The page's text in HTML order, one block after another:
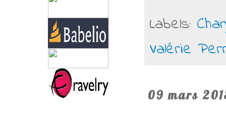
Labels:
Valérie
09 mars